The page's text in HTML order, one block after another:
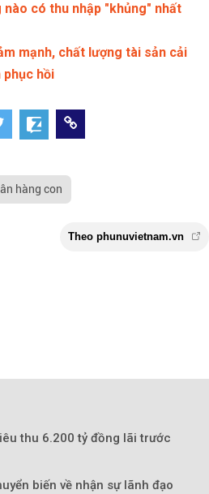
nào có thu nhập "khủng" nhất
mạnh, chất lượng tài sản cải
phục hồi
hàng con
thu 6.200 tỷ đồng lãi trước
biến về nhận sự lãnh đạo